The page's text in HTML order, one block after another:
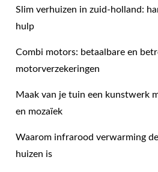
Slim verhuizen in zuid-holland:
hulp
Combi motors: betaalbare en
motorverzekeringen
Maak van je tuin een kunstwerk
en mozaïek
Waarom infrarood verwarming
huizen is